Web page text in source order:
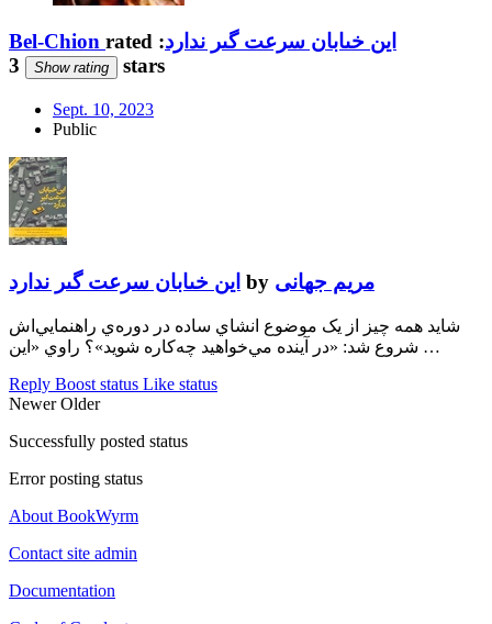
Bel-Chion rated اين خىابان سرعت گىر ندارد:
Show rating 3 stars
Sept. 10, 2023
Public
اين خىابان سرعت گىر ندارد by مريم جهانى
شايد همه چيز از يک موضوع انشاي ساده در دوره‌ي راهنمايي‌اش
شروع شد: «در آينده مي‌خواهيد چه‌کاره شويد»؟ راوي «اين …
Reply Boost status Like status
NewerOlder
Successfully posted status
Error posting status
About BookWyrm
Contact site admin
Documentation